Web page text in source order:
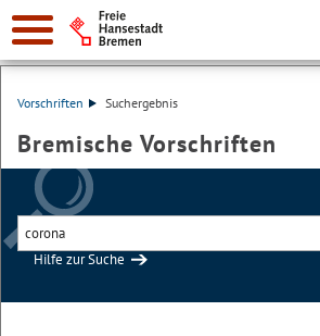
Vorschriften Suchergebnis
Bremische Vorschriften
Hilfe zur Suche